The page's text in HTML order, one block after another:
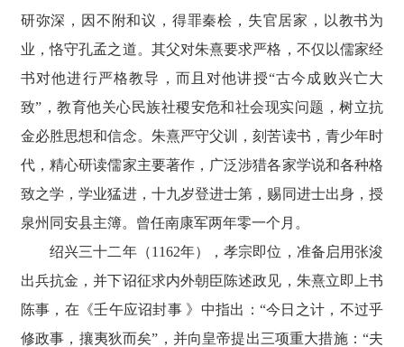
研弥深，因不附和议，得罪秦桧，失官居家，以教书为
业，恪守孔孟之道。其父对朱熹要求严格，不仅以儒家经
书对他进行严格教导，而且对他讲授“古今成败兴亡大
致”，教育他关心民族社稷安危和社会现实问题，树立抗
金必胜思想和信念。朱熹严守父训，刻苦读书，青少年时
代，精心研读儒家主要著作，广泛涉猎各家学说和各种格
致之学，学业猛进，十九岁登进士第，赐同进士出身，授
泉州同安县主簿。曾任南康军两年零一个月。
绍兴三十二年（1162年），孝宗即位，准备启用张浚
出兵抗金，并下诏征求内外朝臣陈述政见，朱熹立即上书
陈事，在《壬午应诏封事 》中指出：“今日之计，不过乎
修政事，攘夷狄而矣”，并向皇帝提出三项重大措施：“夫